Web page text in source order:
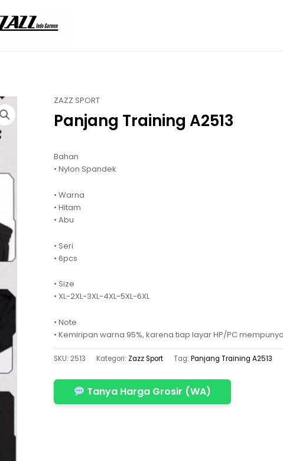
ZAZZ SPORT
Panjang Training A2513
Bahan
• Nylon Spandek
• Warna
• Hitam
• Abu
• Seri
• 6pcs
• Size
• XL-2XL-3XL-4XL-5XL-6XL
• Note
• Kemiripan warna 95%, karena tiap layar HP/PC
SKU: 2513 Kategori: Zazz Sport Tag:Panjang Training A2513
Tanya Harga Grosir (WA)